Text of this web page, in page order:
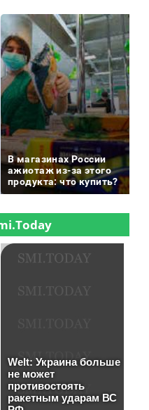
В магазинах России
ажиотаж из-за этого
продукта: что купить?